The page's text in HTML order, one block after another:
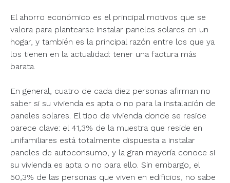
El ahorro económico es el principal motivos que se
valora para plantearse instalar paneles solares en un
hogar, y también es la principal razón entre los que ya
los tienen en la actualidad: tener una factura más
barata.
En general, cuatro de cada diez personas afirman no
saber si su vivienda es apta o no para la instalación de
paneles solares. El tipo de vivienda donde se reside
parece clave: el 41,3% de la muestra que reside en
unifamiliares está totalmente dispuesta a instalar
paneles de autoconsumo, y la gran mayoría conoce si
su vivienda es apta o no para ello. Sin embargo, el
50,3% de las personas que viven en edificios, no sabe